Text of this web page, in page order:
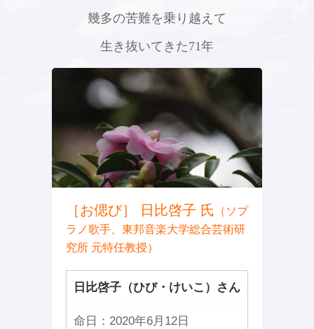
幾多の苦難を乗り越えて
生き抜いてきた71年
［お偲び］ 日比啓子 氏
（ソプ
ラノ歌手、東邦音楽大学総合芸術研
究所 元特任教授）
日比啓子（ひび・けいこ）さん
命日： 2020年6月12日